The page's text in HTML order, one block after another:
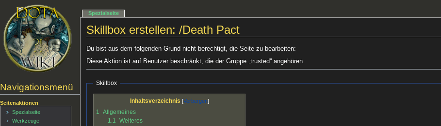
Skillbox erstellen: /Death Pact
Du bist aus dem folgenden Grund nicht berechtigt, die Seite zu bearbeiten:
Diese Aktion ist auf Benutzer beschränkt, die der Gruppe „trusted“ angehören.
Skillbox
Inhaltsverzeichnis
1
Allgemeines
1.1
Weiteres
Navigationsmenü
Spezialseite
Seitenaktionen
Spezialseite
Werkzeuge